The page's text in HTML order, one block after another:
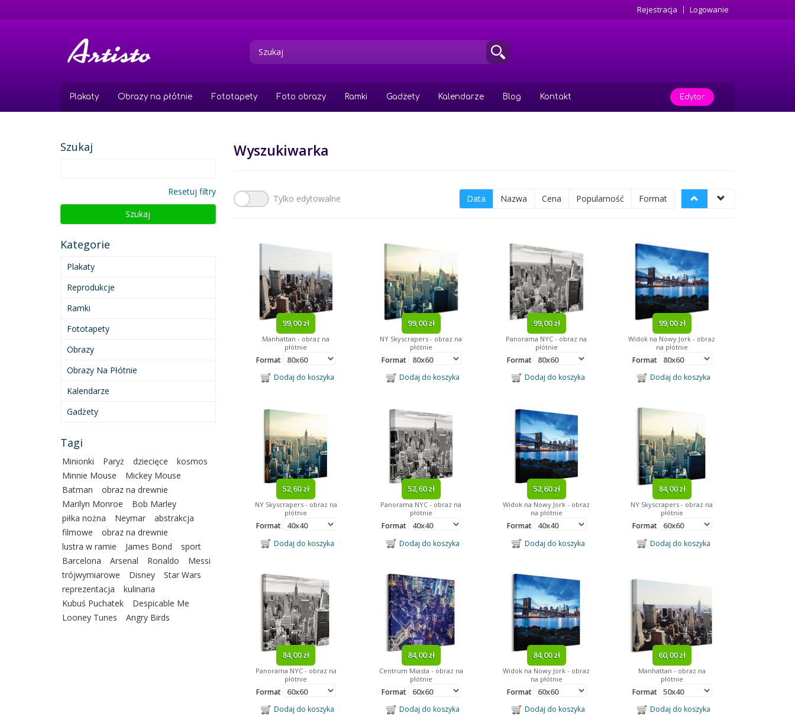
do
Rejestracja Logowanie
Plakaty Obrazy na płótnie Fototapety Foto obrazy Ramki Gadżety Kalendarze Blog Kontakt Edytor
Szukaj
Resetuj filtry
Szukaj
Kategorie
Plakaty
Reprodukcje
Ramki
Fototapety
Obrazy
Obrazy Na Płótnie
Kalendarze
Gadżety
Tagi
Minionki Paryż dziecięce
kosmos
Minnie Mouse
Mickey Mouse
Batman
obraz na drewnie
Marilyn Monroe
Bob Marley
piłka nożna
Neymar
abstrakcja
filmowe
obraz na drewnie
lustra w ramie
James Bond
sport
Barcelona
Arsenal Ronaldo
Messi
trójwymiarowe
Disney
Star Wars
reprezentacja
kulinaria
Kubuś Puchatek
Despicable Me
Looney Tunes
Angry Birds
Wyszukiwarka
Tylko edytowalne Data Nazwa Cena Popularność Format
99,00 zł
Manhattan - obraz na
płótnie
Format
Dodaj do koszyka
99,00 zł
NY Skyscrapers - obraz na
płótnie
Format
Dodaj do koszyka
99,00 zł
Panorama NYC - obraz na
płótnie
Format
Dodaj do koszyka
99,00 zł
Widok na Nowy Jork - obraz
na płótnie
Format
Dodaj do koszyka
52,60 zł
NY Skyscrapers - obraz na
płótnie
Format
Dodaj do koszyka
52,60 zł
Panorama NYC - obraz na
płótnie
Format
Dodaj do koszyka
52,60 zł
Widok na Nowy Jork - obraz
na płótnie
Format
Dodaj do koszyka
84,00 zł
NY Skyscrapers - obraz na
płótnie
Format
Dodaj do koszyka
84,00 zł
Panorama NYC - obraz na
płótnie
Format
Dodaj do koszyka
84,00 zł
Centrum Miasta - obraz na
płótnie
Format
Dodaj do koszyka
84,00 zł
Widok na Nowy Jork - obraz
na płótnie
Format
Dodaj do koszyka
60,00 zł
Manhattan - obraz na
płótnie
Format
Dodaj do koszyka